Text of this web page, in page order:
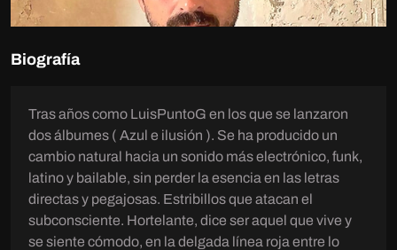
Biografía
Tras años como LuisPuntoG en los que se lanzaron
dos álbumes ( Azul e ilusión ). Se ha producido un
cambio natural hacia un sonido más electrónico, funk,
latino y bailable, sin perder la esencia en las letras
directas y pegajosas. Estribillos que atacan el
subconsciente. Hortelante, dice ser aquel que vive y
se siente cómodo, en la delgada línea roja entre lo